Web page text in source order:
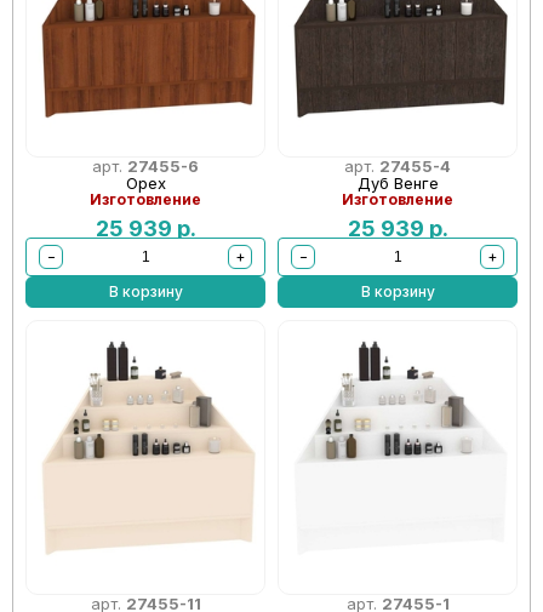
арт. 27455-6
Орех
Изготовление
25 939 р.
−
+
В корзину
арт. 27455-4
Дуб Венге
Изготовление
25 939 р.
−
+
В корзину
арт. 27455-11
арт. 27455-1